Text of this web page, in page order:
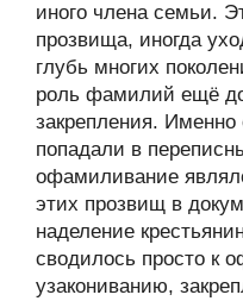
иного члена семьи.
прозвища, иногда
глубь многих
роль фамилий ещё до
закрепления.
попадали в
офамиливание
этих прозвищ в
наделение
сводилось просто к
узакониванию,